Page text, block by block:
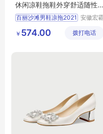
休闲凉鞋拖鞋外穿舒适随性
度假91901BL1
百丽沙滩男鞋凉拖2021 安徽宏
有限公司
￥ 574.00 拨打电话